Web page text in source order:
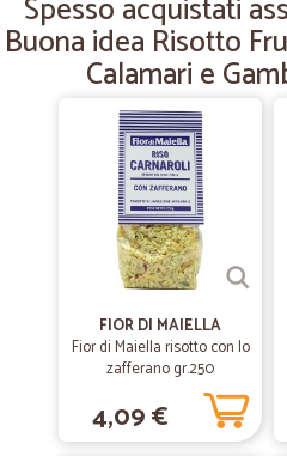
Ottimi prodotti, e spedizione super
Spesso acquistati
Buona idea Risotto
Calamari e
FIOR DI MAIELLA
Fior di Maiella risotto con lo
zafferano gr.250
4,09 €